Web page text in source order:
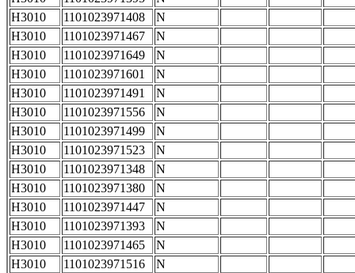
H3010
1101023971408
N
H3010
1101023971467
N
H3010
1101023971649
N
H3010
1101023971601
N
H3010
1101023971491
N
H3010
1101023971556
N
H3010
1101023971499
N
H3010
1101023971523
N
H3010
1101023971348
N
H3010
1101023971380
N
H3010
1101023971447
N
H3010
1101023971393
N
H3010
1101023971465
N
H3010
1101023971516
N